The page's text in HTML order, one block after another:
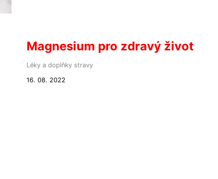
Magnesium pro zdravý život
Léky a doplňky stravy
16. 08. 2022